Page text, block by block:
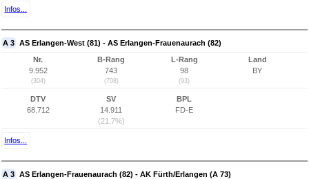
Infos...
A 3 AS Erlangen-West (81) - AS Erlangen-Frauenaurach (82)
Nr.
9.952
(304)
B-Rang
743
(708)
L-Rang
98
(93)
Land
BY
DTV
68.712
SV
14.911
(21,7%)
BPL
FD-E
Infos...
A 3 AS Erlangen-Frauenaurach (82) - AK Fürth/Erlangen (A 73)